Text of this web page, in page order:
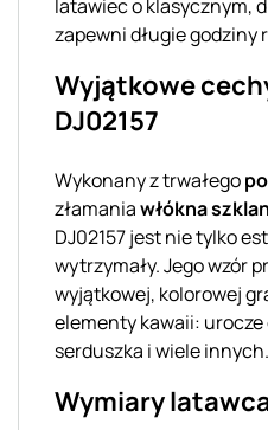
latawiec o klasycznym,
zapewni długie godziny
Wyjątkowe
DJ02157
Wykonany z trwałego
złamaniawłókna
DJ02157 jest nie tylko
wytrzymały. Jego wzór
wyjątkowej, kolorowej
elementy kawaii:
serduszka i wiele innych.
Wymiary